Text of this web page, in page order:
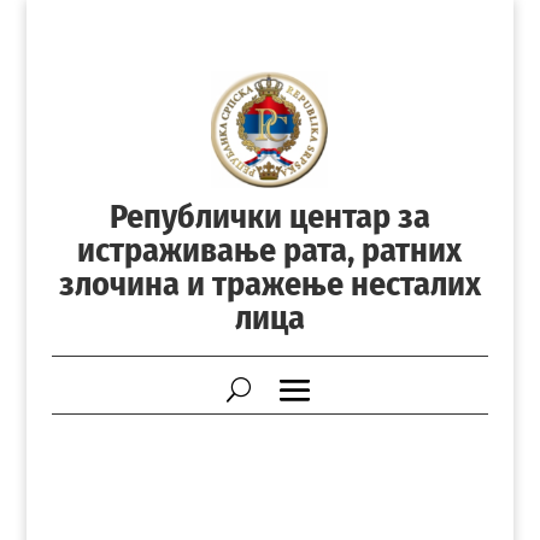
Републички центар за
истраживање рата, ратних
злочина и тражење несталих
лица